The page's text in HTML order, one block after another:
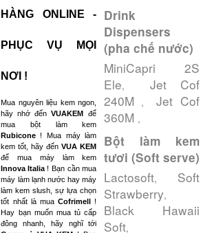
HÀNG ONLINE -
PHỤC VỤ MỌI
NƠI !
Mua nguyên liệu kem ngon,
hãy nhớ đếnVUAKEM
để
mua bột làm kem
Rubicone ! Mua máy làm
kem tốt, hãy đếnVUA KEM
để mua máy làm kem
Innova Italia ! Bạn cần mua
máy làm lạnh nước hay máy
làm kem slush, sự lựa chọn
tốt nhất là muaCofrimell
!
Hay bạn muốn mua tủ cấp
đông nhanh, hãy nghĩ tới
Drink
Dispensers
(pha chế nước)
MiniCapri 2S
Ele, Jet Cof
240M , Jet Cof
360M ,
Bột làm kem
tươi (Soft serve)
Lactosoft, Soft
Strawberry,
Black Hawaii
Soft,